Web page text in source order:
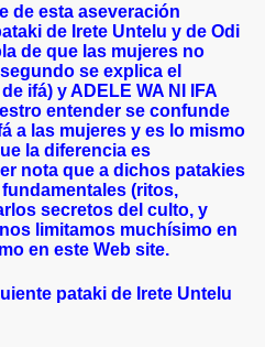
de esta aseveración
de Irete Untelu y de Odi
de que las mujeres no
se explica el
ifá) y ADELE WA NI IFA
entender se confunde
a las mujeres y es lo mismo
la diferencia es
nota que a dichos patakies
(ritos,
secretos del culto, y
limitamos muchísimo en
en este Web site.
pataki de Irete Untelu